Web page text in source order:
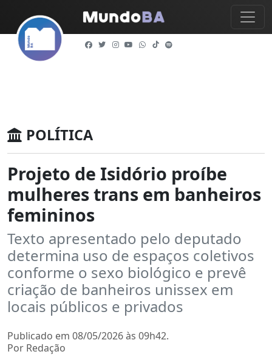
POLÍTICA
Projeto de Isidório proíbe
mulheres trans em banheiros
femininos
Texto apresentado pelo deputado
determina uso de espaços coletivos
conforme o sexo biológico e prevê
criação de banheiros unissex em
locais públicos e privados
Publicado em 08/05/2026 às 09h42.
Por Redação